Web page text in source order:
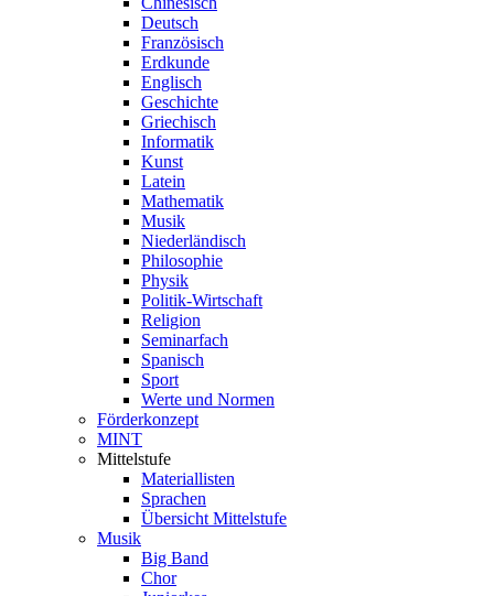
Deutsch
Französisch
Erdkunde
Englisch
Geschichte
Griechisch
Informatik
Kunst
Latein
Mathematik
Musik
Niederländisch
Philosophie
Physik
Politik-Wirtschaft
Religion
Seminarfach
Spanisch
Sport
Werte und Normen
Förderkonzept
MINT
Mittelstufe
Materiallisten
Sprachen
Übersicht Mittelstufe
Musik
Big Band
Chor